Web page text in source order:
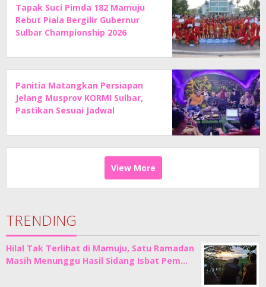
Tapak Suci Pimda 182 Mamuju
Rebut Piala Bergilir Gubernur
Sulbar Championship 2026
Panitia Matangkan Persiapan
Jelang Musprov KORMI Sulbar,
Pastikan Sesuai Jadwal
View More
TRENDING
Hilal Tak Terlihat di Mamuju, Satu Ramadan
Masih Menunggu Hasil Sidang Isbat Pem…